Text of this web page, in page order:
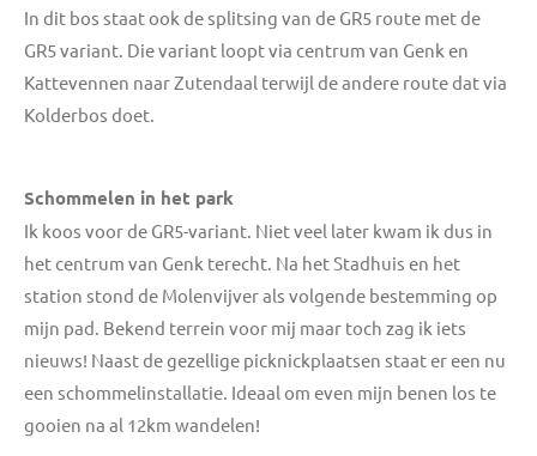
In dit bos staat ook de splitsing van de GR5 route met de
GR5 variant. Die variant loopt via centrum van Genk en
Kattevennen naar Zutendaal terwijl de andere route dat via
Kolderbos doet.
Schommelen in het park
Ik koos voor de GR5-variant. Niet veel later kwam ik dus in
het centrum van Genk terecht. Na het Stadhuis en het
station stond de Molenvijver als volgende bestemming op
mijn pad. Bekend terrein voor mij maar toch zag ik iets
nieuws! Naast de gezellige picknickplaatsen staat er een nu
een schommelinstallatie. Ideaal om even mijn benen los te
gooien na al 12km wandelen!